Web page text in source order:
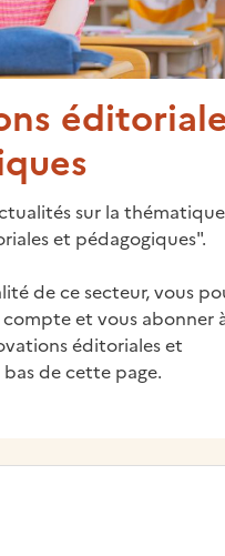
sur la thématique
et pédagogiques".
de ce secteur, vous
et vous abonner
éditoriales et
de cette page.